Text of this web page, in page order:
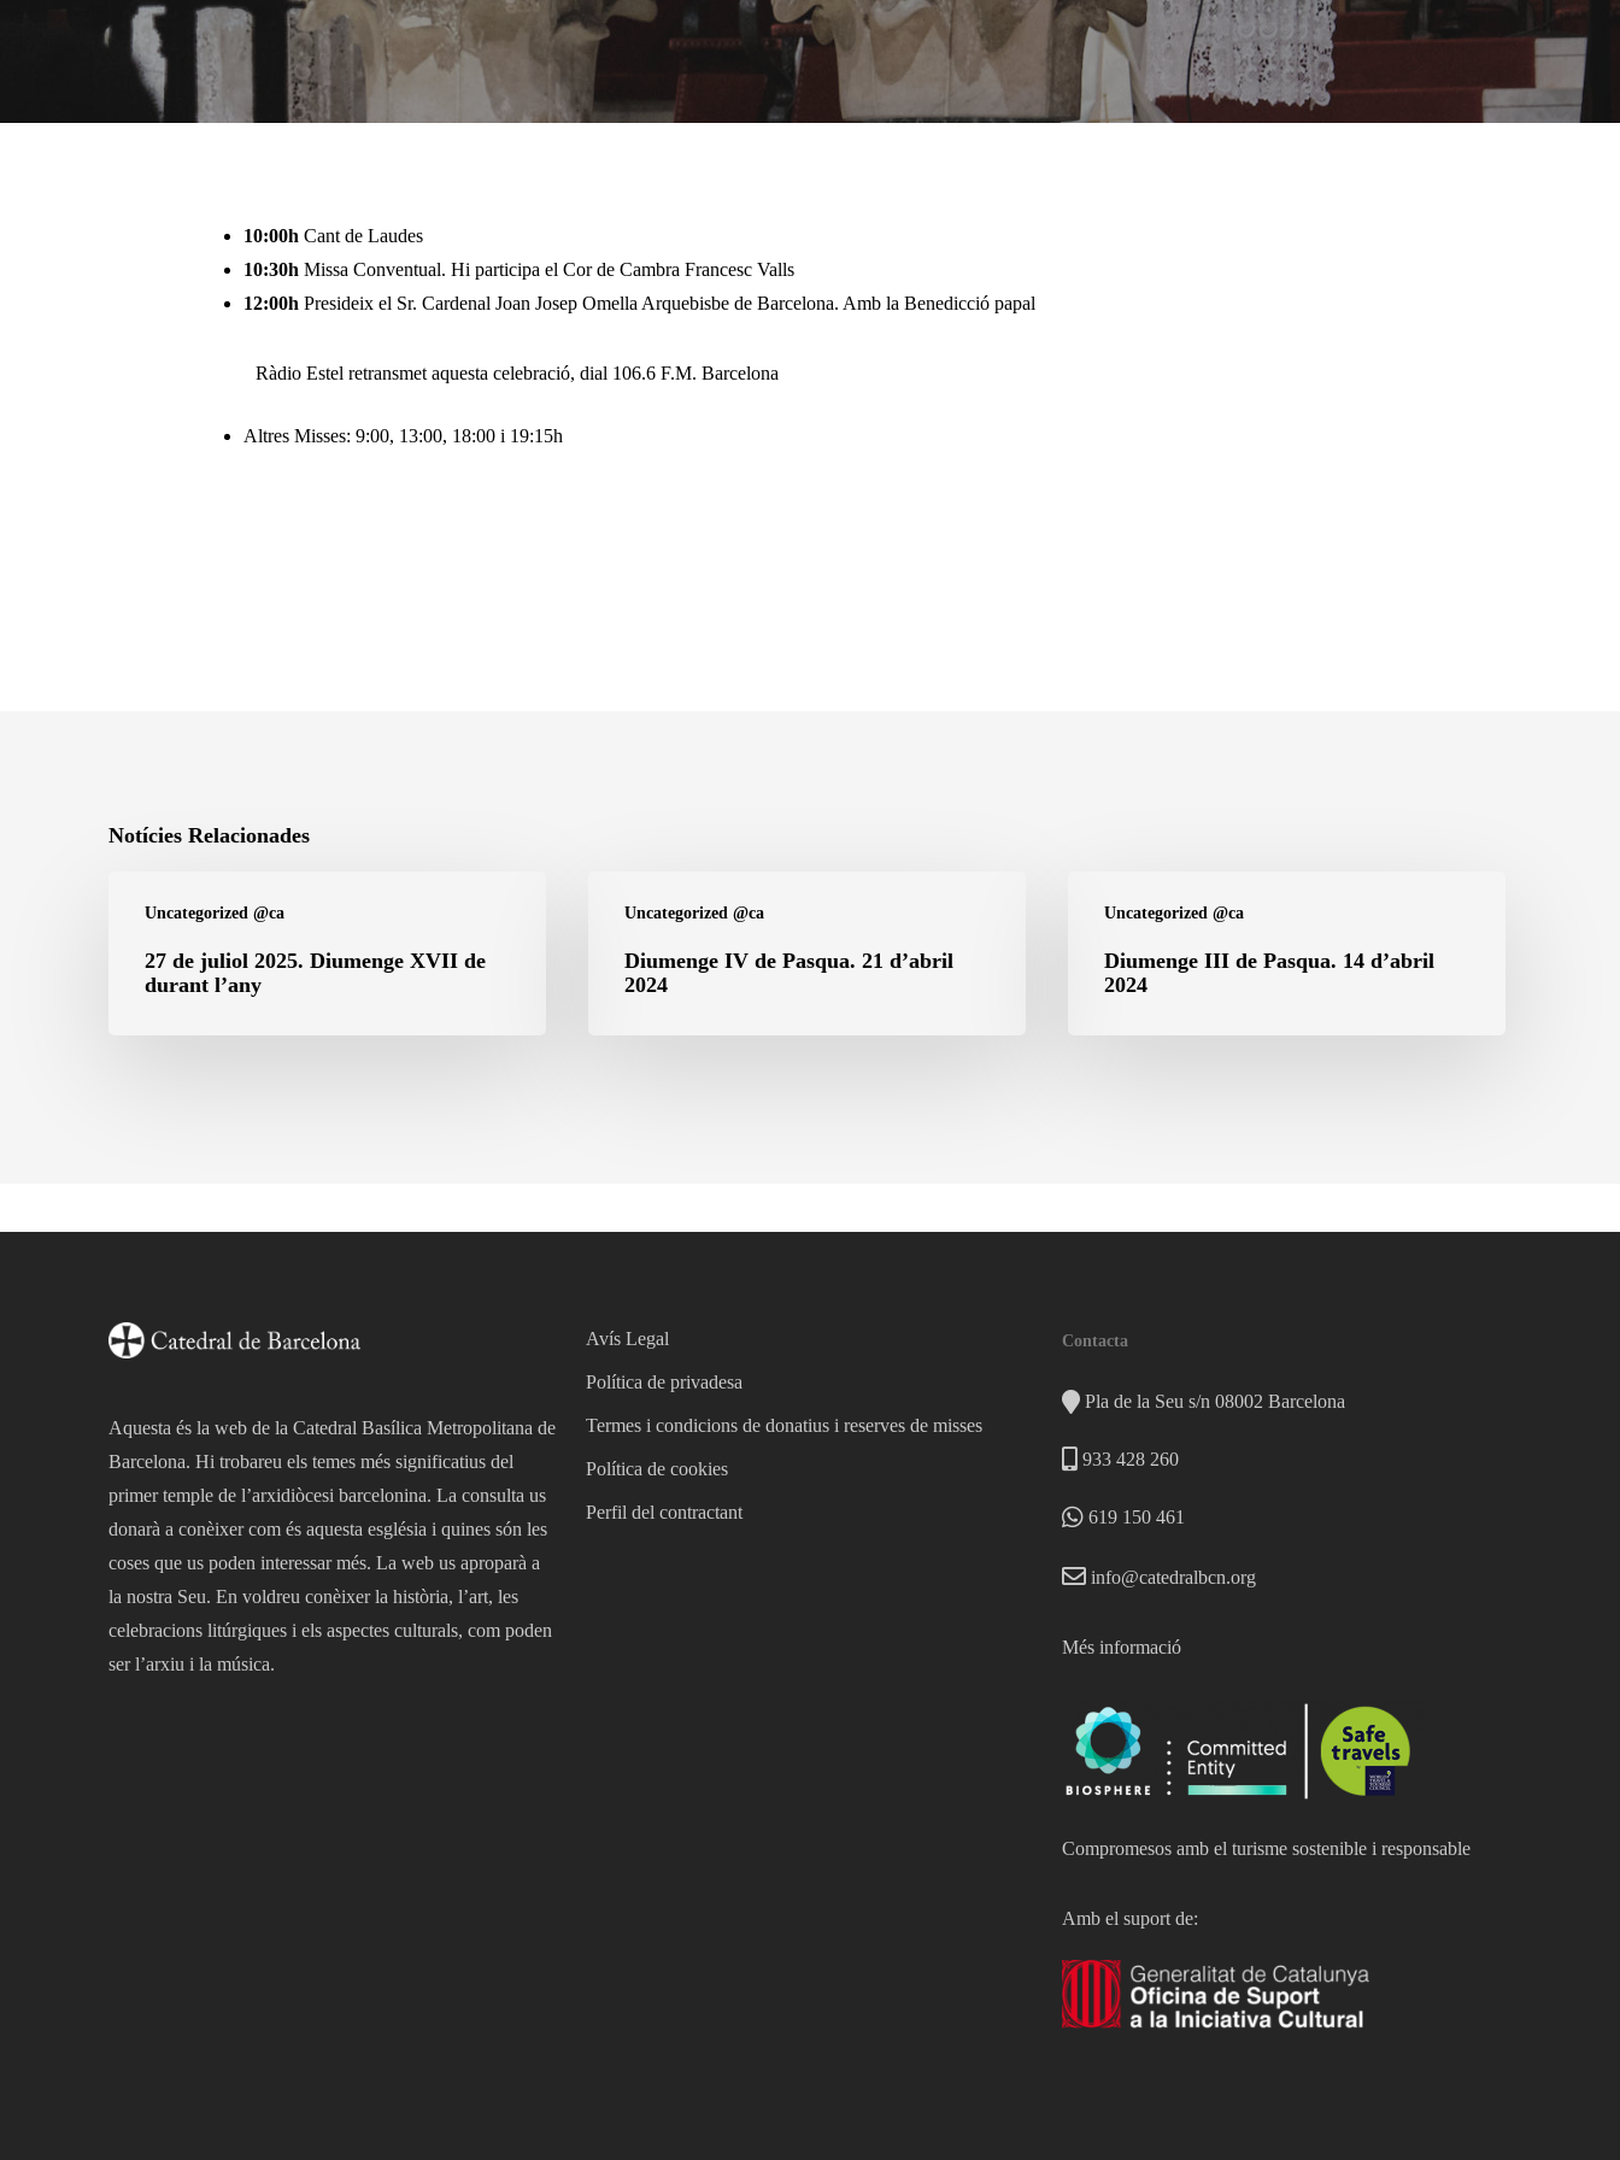
Pulsa enter per cercar o ESC per tancar
10:00h Cant de Laudes
10:30h Missa Conventual. Hi participa el Cor de Cambra Francesc Valls
12:00h Presideix el Sr. Cardenal Joan Josep Omella Arquebisbe de Barcelona. Amb la Benedicció papal
Ràdio Estel retransmet aquesta celebració, dial 106.6 F.M. Barcelona
Altres Misses: 9:00, 13:00, 18:00 i 19:15h
Notícies Relacionades
Uncategorized @ca
2025.
27 de juliol 2025. Diumenge XVII de
durant l’any
Uncategorized @ca
Pasqua.
Diumenge IV de Pasqua. 21 d’abril
2024
Uncategorized @ca
Pasqua.
Diumenge III de Pasqua. 14 d’abril
2024
Aquesta és la web de la Catedral Basílica Metropolitana de
Barcelona. Hi trobareu els temes més significatius del
primer temple de l’arxidiòcesi barcelonina. La consulta us
donarà a conèixer com és aquesta església i quines són les
coses que us poden interessar més. La web us aproparà a
la nostra Seu. En voldreu conèixer la història, l’art, les
celebracions litúrgiques i els aspectes culturals, com poden
ser l’arxiu i la música.
Avís Legal
Política de privadesa
Termes i condicions de donatius i reserves de misses
Política de cookies
Perfil del contractant
Contacta
Pla de la Seu s/n 08002 Barcelona
933 428 260
619 150 461
info@catedralbcn.org
Més informació
Compromesos amb el turisme sostenible i responsable
Amb el suport de: